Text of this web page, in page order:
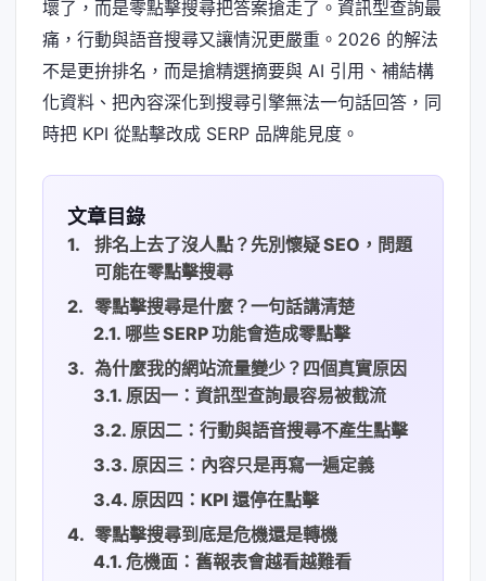
壞了，而是零點擊搜尋把答案搶走了。資訊型查詢最
痛，行動與語音搜尋又讓情況更嚴重。2026 的解法
不是更拚排名，而是搶精選摘要與 AI 引用、補結構
化資料、把內容深化到搜尋引擎無法一句話回答，同
時把 KPI 從點擊改成 SERP 品牌能見度。
文章目錄
排名上去了沒人點？先別懷疑 SEO，問題
可能在零點擊搜尋
零點擊搜尋是什麼？一句話講清楚
哪些 SERP 功能會造成零點擊
為什麼我的網站流量變少？四個真實原因
原因一：資訊型查詢最容易被截流
原因二：行動與語音搜尋不產生點擊
原因三：內容只是再寫一遍定義
原因四：KPI 還停在點擊
零點擊搜尋到底是危機還是轉機
危機面：舊報表會越看越難看